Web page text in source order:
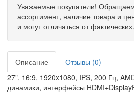
Уважаемые покупатели!
ассортимент, наличие товара и
и могут отличаться от фактических.
Описание
Отзывы (0)
27", 16:9, 1920x1080, IPS, 200 Гц,
динамики, интерфейсы